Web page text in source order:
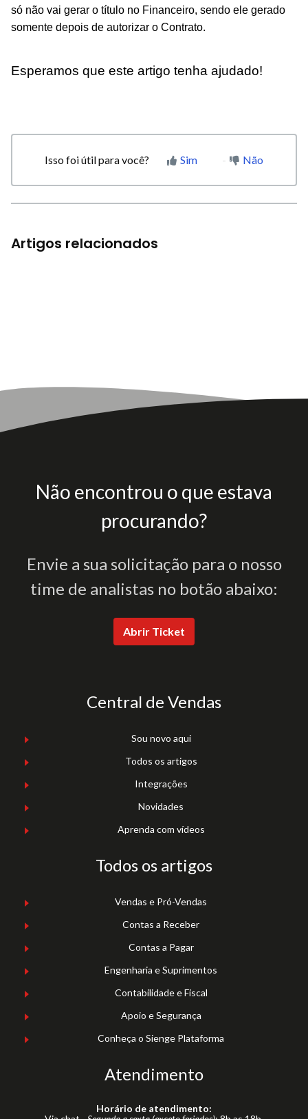
só não vai gerar o título no Financeiro, sendo ele gerado
somente depois de autorizar o Contrato.
Esperamos que este artigo tenha ajudado!
Isso foi útil para você? Sim Não
Artigos relacionados
Não encontrou o que estava
procurando?
Envie a sua solicitação para o nosso
time de analistas no botão abaixo:
Abrir Ticket
Central de Vendas
Sou novo aqui
Todos os artigos
Integrações
Novidades
Aprenda com vídeos
Todos os artigos
Vendas e Pró-Vendas
Contas a Receber
Contas a Pagar
Engenharia e Suprimentos
Contabilidade e Fiscal
Apoio e Segurança
Conheça o Sienge Plataforma
Atendimento
Horário de atendimento: